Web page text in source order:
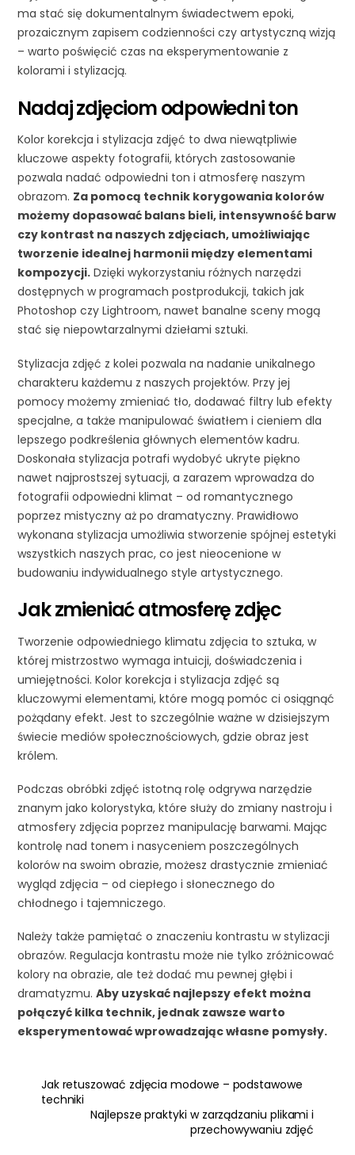
ma stać się dokumentalnym świadectwem epoki,
prozaicznym zapisem codzienności czy artystyczną wizją
– warto poświęcić czas na eksperymentowanie z
kolorami i stylizacją.
Nadaj zdjęciom odpowiedni ton
Kolor korekcja i stylizacja zdjęć to dwa niewątpliwie
kluczowe aspekty fotografii, których zastosowanie
pozwala nadać odpowiedni ton i atmosferę naszym
obrazom. Za pomocą technik korygowania kolorów
możemy dopasować balans bieli, intensywność barw
czy kontrast na naszych zdjęciach, umożliwiając
tworzenie idealnej harmonii między elementami
kompozycji. Dzięki wykorzystaniu różnych narzędzi
dostępnych w programach postprodukcji, takich jak
Photoshop czy Lightroom, nawet banalne sceny mogą
stać się niepowtarzalnymi dziełami sztuki.
Stylizacja zdjęć z kolei pozwala na nadanie unikalnego
charakteru każdemu z naszych projektów. Przy jej
pomocy możemy zmieniać tło, dodawać filtry lub efekty
specjalne, a także manipulować światłem i cieniem dla
lepszego podkreślenia głównych elementów kadru.
Doskonała stylizacja potrafi wydobyć ukryte piękno
nawet najprostszej sytuacji, a zarazem wprowadza do
fotografii odpowiedni klimat – od romantycznego
poprzez mistyczny aż po dramatyczny. Prawidłowo
wykonana stylizacja umożliwia stworzenie spójnej estetyki
wszystkich naszych prac, co jest nieocenione w
budowaniu indywidualnego style artystycznego.
Jak zmieniać atmosferę zdjęc
Tworzenie odpowiedniego klimatu zdjęcia to sztuka, w
której mistrzostwo wymaga intuicji, doświadczenia i
umiejętności. Kolor korekcja i stylizacja zdjęć są
kluczowymi elementami, które mogą pomóc ci osiągnąć
pożądany efekt. Jest to szczególnie ważne w dzisiejszym
świecie mediów społecznościowych, gdzie obraz jest
królem.
Podczas obróbki zdjęć istotną rolę odgrywa narzędzie
znanym jako kolorystyka, które służy do zmiany nastroju i
atmosfery zdjęcia poprzez manipulację barwami. Mając
kontrolę nad tonem i nasyceniem poszczególnych
kolorów na swoim obrazie, możesz drastycznie zmieniać
wygląd zdjęcia – od ciepłego i słonecznego do
chłodnego i tajemniczego.
Należy także pamiętać o znaczeniu kontrastu w stylizacji
obrazów. Regulacja kontrastu może nie tylko zróżnicować
kolory na obrazie, ale też dodać mu pewnej głębi i
dramatyzmu.Aby uzyskać najlepszy efekt można
połączyć kilka technik, jednak zawsze warto
eksperymentować wprowadzając własne pomysły.
Jak retuszować zdjęcia modowe – podstawowe
techniki
Najlepsze praktyki w zarządzaniu plikami i
przechowywaniu zdjęć